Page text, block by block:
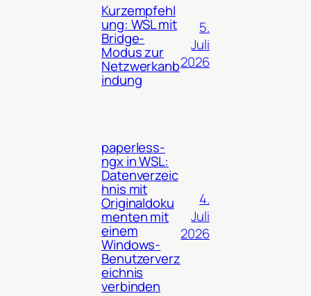
Kurzempfehl
ung: WSL mit
Bridge-
Modus zur
Netzwerkanb
indung
5.
Juli
2026
paperless-
ngx in WSL:
Datenverzeic
hnis mit
Originaldoku
menten mit
einem
Windows-
Benutzerverz
eichnis
verbinden
4.
Juli
2026